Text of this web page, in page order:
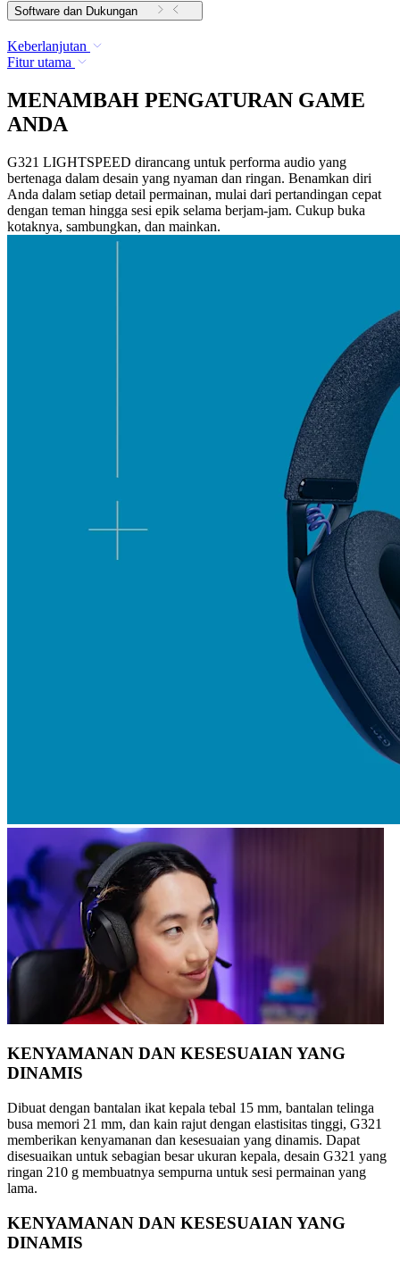
Software dan Dukungan
Keberlanjutan
Fitur utama
MENAMBAH PENGATURAN GAME
ANDA
G321 LIGHTSPEED dirancang untuk performa audio yang
bertenaga dalam desain yang nyaman dan ringan. Benamkan diri
Anda dalam setiap detail permainan, mulai dari pertandingan cepat
dengan teman hingga sesi epik selama berjam-jam. Cukup buka
kotaknya, sambungkan, dan mainkan.
KENYAMANAN DAN KESESUAIAN YANG
DINAMIS
Dibuat dengan bantalan ikat kepala tebal 15 mm, bantalan telinga
busa memori 21 mm, dan kain rajut dengan elastisitas tinggi, G321
memberikan kenyamanan dan kesesuaian yang dinamis. Dapat
disesuaikan untuk sebagian besar ukuran kepala, desain G321 yang
ringan 210 g membuatnya sempurna untuk sesi permainan yang
lama.
KENYAMANAN DAN KESESUAIAN YANG
DINAMIS